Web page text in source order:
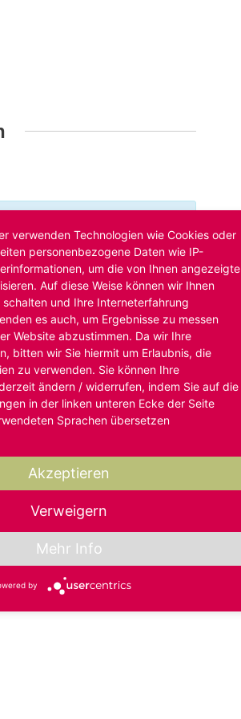
Alternative Stellenanzeigen
bewerben sichinitiativund wir
verwenden Technologien wie Cookies oder
personenbezogene Daten wie IP-
um die von Ihnen angezeigte
Auf diese Weise können wir Ihnen
und Ihre Interneterfahrung
es auch, um Ergebnisse zu messen
Website abzustimmen. Da wir Ihre
bitten wir Sie hiermit um Erlaubnis, die
zu verwenden. Sie können Ihre
ändern / widerrufen, indem Sie auf die
in der linken unteren Ecke der Seite
Sprachen übersetzen
Akzeptieren
Verweigern
Mehr Info
by